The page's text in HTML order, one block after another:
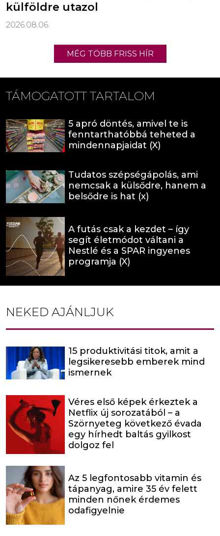
külföldre utazol
2026.08.06.
MÉG TÖBB FRISS HÍR
TÁMOGATOTT TARTALOM
5 apró döntés, amivel te is
fenntarthatóbbá teheted a
mindennapjaidat (X)
Tudatos szépségápolás, ami
nemcsak a külsődre, hanem a
belsődre is hat (x)
A futás csak a kezdet – így
segít életmódot váltani a
Nestlé és a SPAR ingyenes
programja (X)
NEKED AJÁNLJUK
15 produktivitási titok, amit a
legsikeresebb emberek mind
ismernek
Véres első képek érkeztek a
Netflix új sorozatából – a
Szörnyeteg következő évada
egy hírhedt baltás gyilkost
dolgoz fel
Az 5 legfontosabb vitamin és
tápanyag, amire 35 év felett
minden nőnek érdemes
odafigyelnie